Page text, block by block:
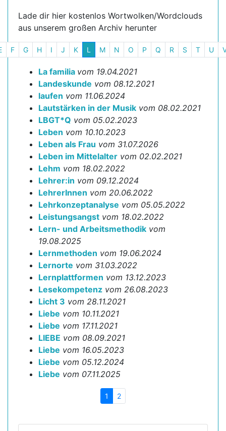
Lade dir hier kostenlos Wortwolken/Wordclouds
aus unserem großen Archiv herunter
F G H I J K L M N O P Q R S T U
La familia vom 19.04.2021
Landeskunde vom 08.12.2021
laufen vom 11.06.2024
Lautstärken in der Musik vom 08.02.2021
LBGT*Q vom 05.02.2023
Leben vom 10.10.2023
Leben als Frau vom 31.07.2026
Leben im Mittelalter vom 02.02.2021
Lehm vom 18.02.2022
Lehrer:in vom 09.12.2024
LehrerInnen vom 20.06.2022
Lehrkonzeptanalyse vom 05.05.2022
Leistungsangst vom 18.02.2022
Lern- und Arbeitsmethodik vom
19.08.2025
Lernmethoden vom 19.06.2024
Lernorte vom 31.03.2022
Lernplattformen vom 13.12.2023
Lesekompetenz vom 26.08.2023
Licht 3 vom 28.11.2021
Liebe vom 10.11.2021
Liebe vom 17.11.2021
LIEBE vom 08.09.2021
Liebe vom 16.05.2023
Liebe vom 05.12.2024
Liebe vom 07.11.2025
1 2